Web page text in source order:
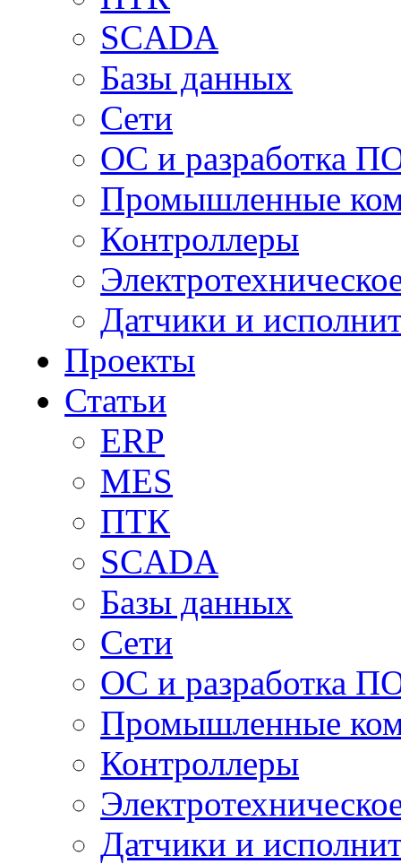
SCADA
Базы данных
Сети
ОС и разработка
Промышленные
Контроллеры
Датчики и
Проекты
Статьи
ERP
MES
ПТК
SCADA
Базы данных
Сети
ОС и разработка
Промышленные
Контроллеры
Датчики и